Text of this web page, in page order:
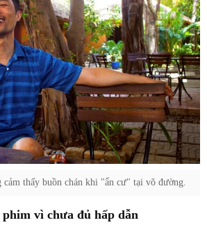
cảm thấy buồn chán khi "ẩn cư" tại võ đường.
vì chưa đủ hấp dẫn